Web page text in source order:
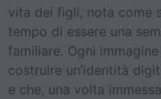
vita dei figli, nota come
tempo di essere una
familiare. Ogni
costruire un’identità
e che, una volta